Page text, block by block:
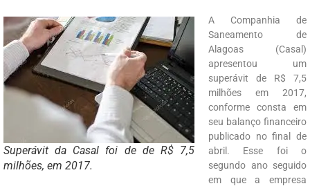
Superávit da Casal foi de de R$ 7,5
milhões, em 2017.
A Companhia de
Saneamento de
Alagoas (Casal)
apresentou um
superávit de R$ 7,5
milhões em 2017,
conforme consta em
seu balanço financeiro
publicado no final de
abril. Esse foi o
segundo ano seguido
em que a empresa